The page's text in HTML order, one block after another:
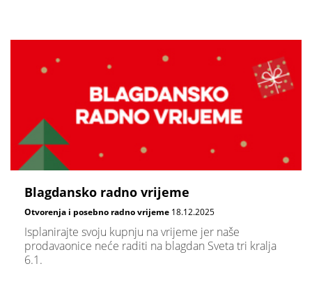
Blagdansko radno vrijeme
Otvorenja i posebno radno vrijeme 18.12.2025
Isplanirajte svoju kupnju na vrijeme jer naše
prodavaonice neće raditi na blagdan Sveta tri kralja
6.1.